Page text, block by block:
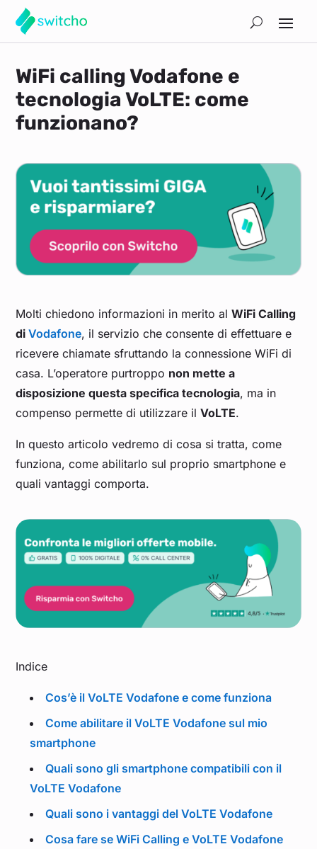
WiFi calling Vodafone e
tecnologia VoLTE: come
funzionano?
Molti chiedono informazioni in merito alWiFi Calling
diVodafone, il servizio che consente di effettuare e
ricevere chiamate sfruttando la connessione WiFi di
casa. L’operatore purtroppo non mette a
disposizione questa specifica tecnologia, ma in
compenso permette di utilizzare ilVoLTE.
In questo articolo vedremo di cosa si tratta, come
funziona, come abilitarlo sul proprio smartphone e
quali vantaggi comporta.
Indice
Cos’è il VoLTE Vodafone e come funziona
Come abilitare il VoLTE Vodafone sul mio
smartphone
Quali sono gli smartphone compatibili con il
VoLTE Vodafone
Quali sono i vantaggi del VoLTE Vodafone
Cosa fare se WiFi Calling e VoLTE Vodafone